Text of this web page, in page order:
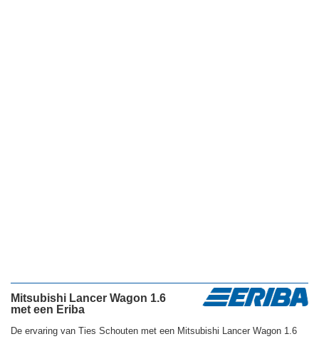
Mitsubishi Lancer Wagon 1.6
met een Eriba
De ervaring van Ties Schouten met een Mitsubishi Lancer Wagon 1.6